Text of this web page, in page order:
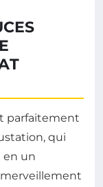
parfaitement
qui
en un